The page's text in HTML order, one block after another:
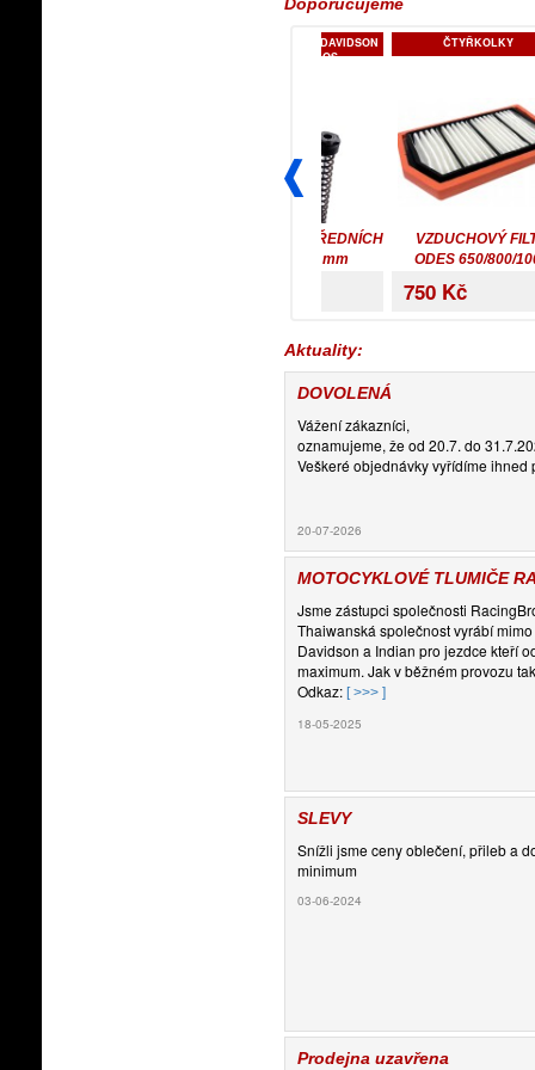
CARTRIDGE PŘEDNÍCH
ČTYŘKOLKY
750 Kč
VZDUCHOVÝ FILTR
ODES 650/800/1000
Aktuality:
DOVOLENÁ
Vážení zákazníci,
oznamujeme, že od 20.7. do
Veškeré objednávky vyřídíme ihned
MOTOCYKLOVÉ TLUMIČE
Jsme zástupci společnosti
Thaiwanská společnost vyrábí
Davidson a Indian pro jezdce kteří
maximum. Jak v běžném provozu
Odkaz:[ >>> ]
SLEVY
Snížli jsme ceny oblečení, přileb a
minimum
Prodejna uzavřena